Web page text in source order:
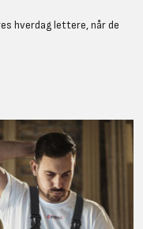
hverdag lettere, når de